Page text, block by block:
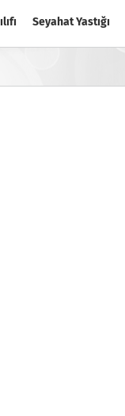
Seyahat Yastığı